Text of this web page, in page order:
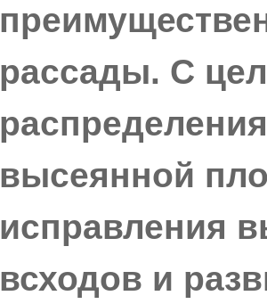
рассады. С
высеянной
исправления
всходов и